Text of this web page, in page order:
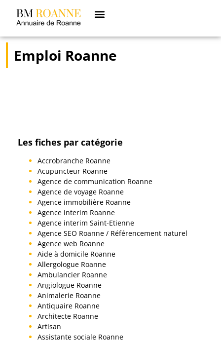
Emploi Roanne
Les fiches par catégorie
Accrobranche Roanne
Acupuncteur Roanne
Agence de communication Roanne
Agence de voyage Roanne
Agence immobilière Roanne
Agence interim Roanne
Agence interim Saint-Etienne
Agence SEO Roanne / Référencement naturel
Agence web Roanne
Aide à domicile Roanne
Allergologue Roanne
Ambulancier Roanne
Angiologue Roanne
Animalerie Roanne
Antiquaire Roanne
Architecte Roanne
Artisan
Assistante sociale Roanne